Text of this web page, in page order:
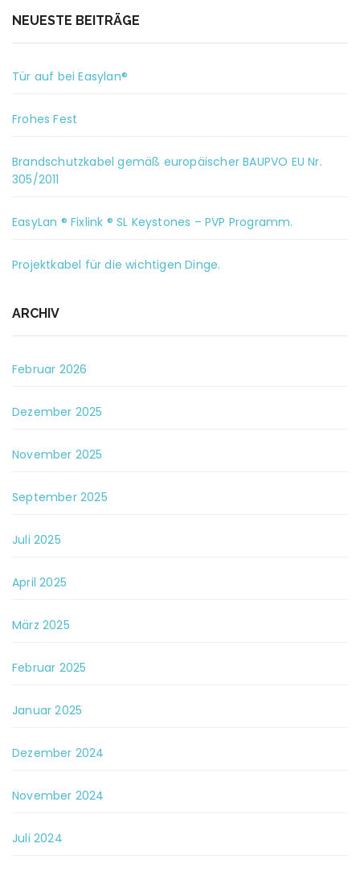
NEUESTE BEITRÄGE
Tür auf bei Easylan®
Frohes Fest
Brandschutzkabel gemäß europäischer BAUPVO EU Nr.
305/2011
EasyLan ® Fixlink ® SL Keystones – PVP Programm.
Projektkabel für die wichtigen Dinge.
ARCHIV
Februar 2026
Dezember 2025
November 2025
September 2025
Juli 2025
April 2025
März 2025
Februar 2025
Januar 2025
Dezember 2024
November 2024
Juli 2024